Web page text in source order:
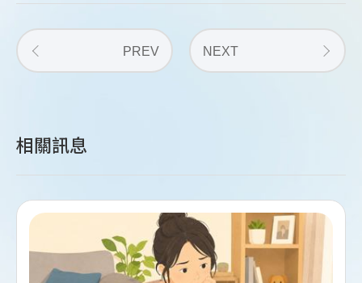
PREV NEXT
相關訊息